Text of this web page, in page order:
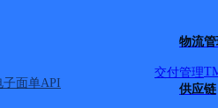
子面单API
物流
交付管理
供应链
号码
地址
境详情